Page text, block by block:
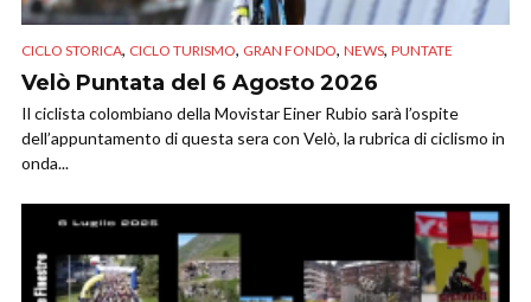
CICLO STORICA, CICLO TURISMO, GRAN FONDO, NEWS, PUNTATE
Velò Puntata del 6 Agosto 2026
Il ciclista colombiano della Movistar Einer Rubio sarà l’ospite
dell’appuntamento di questa sera con Velò, la rubrica di ciclismo in
onda...